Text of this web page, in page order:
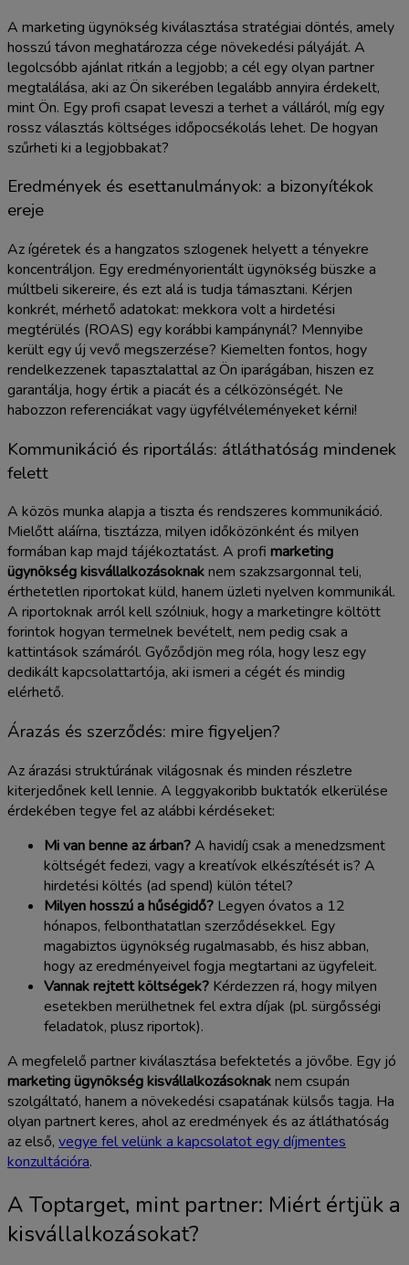
A marketing ügynökség kiválasztása stratégiai döntés, amely
hosszú távon meghatározza cége növekedési pályáját. A
legolcsóbb ajánlat ritkán a legjobb; a cél egy olyan partner
megtalálása, aki az Ön sikerében legalább annyira érdekelt,
mint Ön. Egy profi csapat leveszi a terhet a válláról, míg egy
rossz választás költséges időpocsékolás lehet. De hogyan
szűrheti ki a legjobbakat?
Eredmények és esettanulmányok: a bizonyítékok
ereje
Az ígéretek és a hangzatos szlogenek helyett a tényekre
koncentráljon. Egy eredményorientált ügynökség büszke a
múltbeli sikereire, és ezt alá is tudja támasztani. Kérjen
konkrét, mérhető adatokat: mekkora volt a hirdetési
megtérülés (ROAS) egy korábbi kampánynál? Mennyibe
került egy új vevő megszerzése? Kiemelten fontos, hogy
rendelkezzenek tapasztalattal az Ön iparágában, hiszen ez
garantálja, hogy értik a piacát és a célközönségét. Ne
habozzon referenciákat vagy ügyfélvéleményeket kérni!
Kommunikáció és riportálás: átláthatóság mindenek
felett
A közös munka alapja a tiszta és rendszeres kommunikáció.
Mielőtt aláírna, tisztázza, milyen időközönként és milyen
formában kap majd tájékoztatást. A profi marketing
ügynökség kisvállalkozásoknaknem szakzsargonnal teli,
érthetetlen riportokat küld, hanem üzleti nyelven kommunikál.
A riportoknak arról kell szólniuk, hogy a marketingre költött
forintok hogyan termelnek bevételt, nem pedig csak a
kattintások számáról. Győződjön meg róla, hogy lesz egy
dedikált kapcsolattartója, aki ismeri a cégét és mindig
elérhető.
Árazás és szerződés: mire figyeljen?
Az árazási struktúrának világosnak és minden részletre
kiterjedőnek kell lennie. A leggyakoribb buktatók elkerülése
érdekében tegye fel az alábbi kérdéseket:
Mi van benne az árban?A havidíj csak a menedzsment
költségét fedezi, vagy a kreatívok elkészítését is? A
hirdetési költés (ad spend) külön tétel?
Milyen hosszú a hűségidő? Legyen óvatos a 12
hónapos, felbonthatatlan szerződésekkel. Egy
magabiztos ügynökség rugalmasabb, és hisz abban,
hogy az eredményeivel fogja megtartani az ügyfeleit.
Vannak rejtett költségek? Kérdezzen rá, hogy milyen
esetekben merülhetnek fel extra díjak (pl. sürgősségi
feladatok, plusz riportok).
A megfelelő partner kiválasztása befektetés a jövőbe. Egy jó
marketing ügynökség kisvállalkozásoknaknem csupán
szolgáltató, hanem a növekedési csapatának külsős tagja. Ha
olyan partnert keres, ahol az eredmények és az átláthatóság
az első, vegye fel velünk a kapcsolatot egy díjmentes
konzultációra.
A Toptarget, mint partner: Miért értjük a
kisvállalkozásokat?